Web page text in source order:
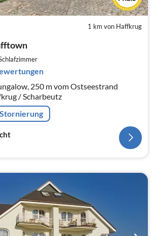
1 km von Haffkrug
250 m vom Ostseestrand
/ Scharbeutz